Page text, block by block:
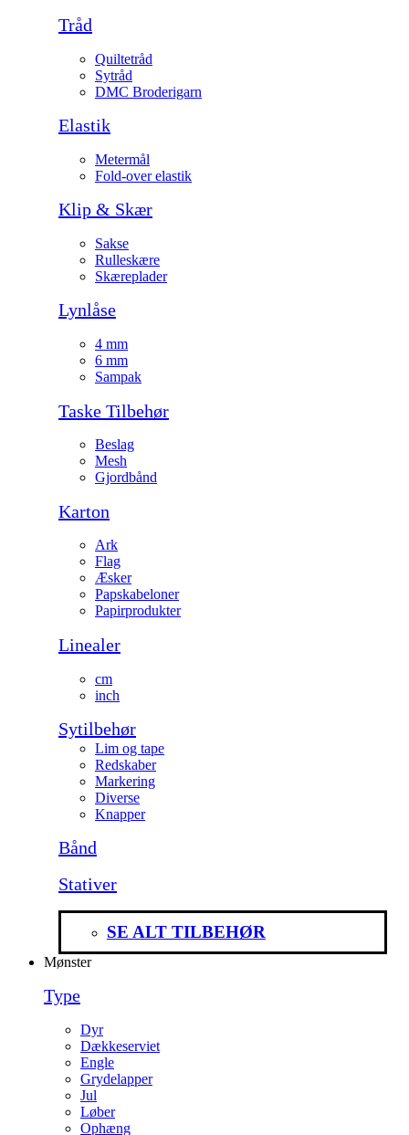
Tråd
Quiltetråd
Sytråd
DMC Broderigarn
Elastik
Metermål
Fold-over elastik
Klip & Skær
Sakse
Rulleskære
Skæreplader
Lynlåse
4 mm
6 mm
Sampak
Taske Tilbehør
Beslag
Mesh
Gjordbånd
Karton
Ark
Flag
Æsker
Papskabeloner
Papirprodukter
Linealer
cm
inch
Sytilbehør
Lim og tape
Redskaber
Markering
Diverse
Knapper
Bånd
Stativer
SE ALT TILBEHØR
Mønster
Type
Dyr
Dækkeserviet
Engle
Grydelapper
Jul
Løber
Ophæng